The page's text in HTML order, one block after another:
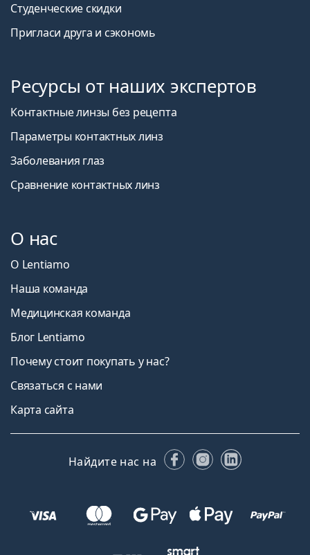
Студенческие скидки
Пригласи друга и сэкономь
Ресурсы от наших экспертов
Контактные линзы без рецепта
Параметры контактных линз
Заболевания глаз
Сравнение контактных линз
О нас
О Lentiamo
Наша команда
Медицинская команда
Блог Lentiamo
Почему стоит покупать у нас?
Связаться с нами
Карта сайта
Найдите нас на FacebookInstagram
LinkedIn